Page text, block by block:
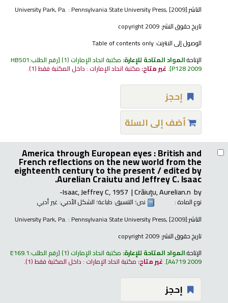
الناشر:University Park, Pa. : Pennsylvania State University Press, [2009]
تاريخ حقوق النشر:
الوصول إلى الانترنت:Table of contents only
الإتاحة:المواد المتاحة للإعارة: مكتبة اتحاد الإمارات (1) رقم الطلب:HB501
P128 2009
.غير متاح: مكتبة اتحاد الإمارات : داخل المكتبة فقط(1).
إحجز
أضف إلى السلة
America through European eyes : British and
French reflections on the new world from the
eighteenth century to the present /edited by
Aurelian Craiutu and Jeffrey C. Isaac.
by
Crăiut̥u, Aurelian.n
Isaac, Jeffrey C, 1957-
نوع المادة : نص؛ التنسيق: طباعة؛ الشكل الأدبي: غير أدبي
الناشر:University Park, Pa. : Pennsylvania State University Press, [2009]
تاريخ حقوق النشر:
الإتاحة:المواد المتاحة للإعارة: مكتبة اتحاد الإمارات (1) رقم الطلب:E169.1
A4719 2009
.غير متاح:مكتبة اتحاد الإمارات : داخل المكتبة فقط(1).
إحجز